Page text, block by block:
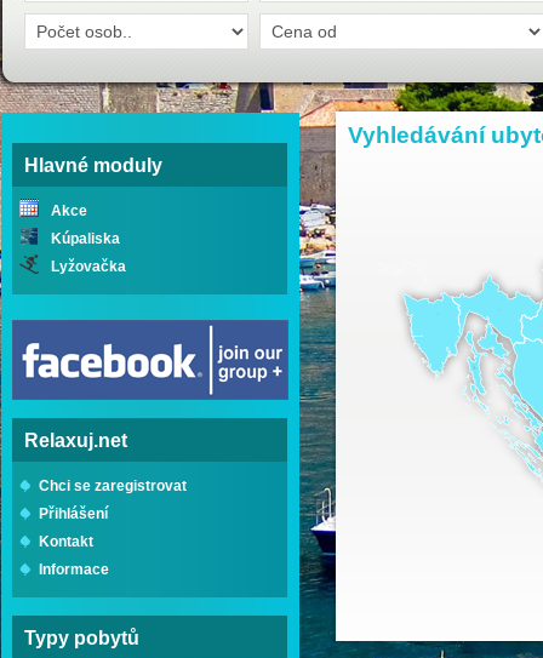
Hlavné moduly
Akce
Kúpaliska
Lyžovačka
Relaxuj.net
Chci se zaregistrovat
Přihlášení
Kontakt
Informace
Typy pobytů
Vyhledávání